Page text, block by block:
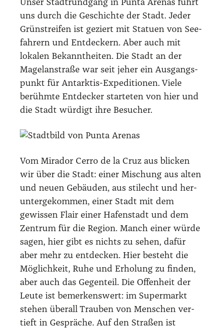
Unser Stadt­rund­gang in Pun­ta Are­nas führt
uns durch die Geschich­te der Stadt. Jeder
Grün­strei­fen ist geziert mit Sta­tu­en von See­
fah­rern und Ent­de­ckern. Aber auch mit
loka­len Bekannt­hei­ten. Die Stadt an der
Magel­an­stra­ße war seit jeher ein Aus­gangs­
punkt für Ant­ark­tis-Expe­di­tio­nen. Vie­le
berühm­te Ent­de­cker star­te­ten von hier und
die Stadt wür­digt ihre Besu­cher.
Vom Mira­dor Cer­ro de la Cruz aus bli­cken
wir über die Stadt: einer Mischung aus alten
und neu­en Gebäu­den, aus stil­echt und her­
un­ter­ge­kom­men, einer Stadt mit dem
gewis­sen Flair einer Hafen­stadt und dem
Zen­trum für die Regi­on. Manch einer wür­de
sagen, hier gibt es nichts zu sehen, dafür
aber mehr zu ent­de­cken. Hier besteht die
Mög­lich­keit, Ruhe und Erho­lung zu fin­den,
aber auch das Gegen­teil. Die Offen­heit der
Leu­te ist bemer­kens­wert: im Super­markt
ste­hen über­all Trau­ben von Men­schen ver­
tieft in Gesprä­che. Auf den Stra­ßen ist